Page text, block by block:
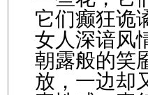
它们癫狂诡
女人深谙风
朝露般的笑
放，一边却